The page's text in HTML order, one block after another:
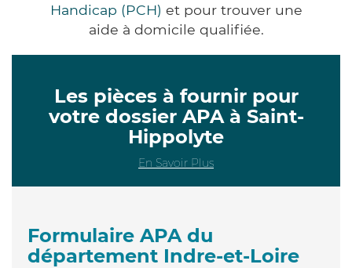
Handicap (PCH) et pour trouver une
aide à domicile qualifiée.
Les pièces à fournir pour
votre dossier APA à Saint-
Hippolyte
En Savoir Plus
Formulaire APA du
département Indre-et-Loire